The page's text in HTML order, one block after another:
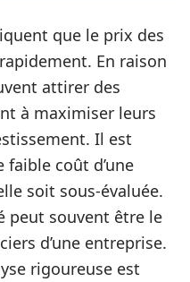
que le prix des
En raison
attirer des
à maximiser leurs
Il est
coût d’une
soit sous-évaluée.
peut souvent être le
d’une entreprise.
rigoureuse est